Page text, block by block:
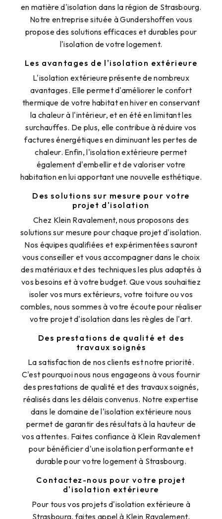
en matière d'isolation dans la région de Strasbourg.
Notre entreprise située à Gundershoffen vous
propose des solutions efficaces et durables pour
l'isolation de votre logement.
Les avantages de l'isolation extérieure
L'isolation extérieure présente de nombreux
avantages. Elle permet d'améliorer le confort
thermique de votre habitat en hiver en conservant
la chaleur à l'intérieur, et en été en limitant les
surchauffes. De plus, elle contribue à réduire vos
factures énergétiques en diminuant les pertes de
chaleur. Enfin, l'isolation extérieure permet
également d'embellir et de valoriser votre
habitation en lui apportant une nouvelle esthétique.
Des solutions sur mesure pour votre
projet d'isolation
Chez Klein Ravalement, nous proposons des
solutions sur mesure pour chaque projet d'isolation.
Nos équipes qualifiées et expérimentées sauront
vous conseiller et vous accompagner dans le choix
des matériaux et des techniques les plus adaptés à
vos besoins et à votre budget. Que vous souhaitiez
isoler vos murs extérieurs, votre toiture ou vos
combles, nous sommes à votre écoute pour réaliser
votre projet d'isolation dans les règles de l'art.
Des prestations de qualité et des
travaux soignés
La satisfaction de nos clients est notre priorité.
C'est pourquoi nous nous engageons à vous fournir
des prestations de qualité et des travaux soignés,
réalisés dans les délais convenus. Notre expertise
dans le domaine de l'isolation extérieure nous
permet de garantir des résultats à la hauteur de
vos attentes. Faites confiance à Klein Ravalement
pour bénéficier d'une isolation performante et
durable pour votre logement à Strasbourg.
Contactez-nous pour votre projet
d'isolation extérieure
Pour tous vos projets d'isolation extérieure à
Strasbourg, faites appel à Klein Ravalement.